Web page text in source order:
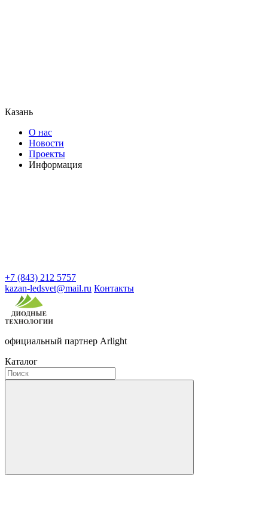
Казань
О нас
Новости
Проекты
Информация
+7 (843) 212 5757
kazan-ledsvet@mail.ru Контакты
официальный партнер Arlight
Каталог